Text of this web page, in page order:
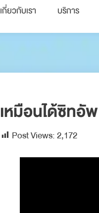
เกี่ยวกับเรา บริการ
เหมือนได้ซิท
Post Views:2,172